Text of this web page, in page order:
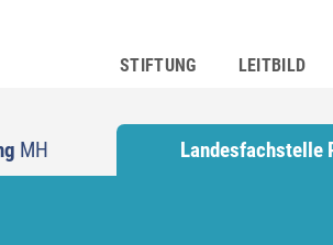
STIFTUNG LEITBILD
MH Landesfachstelle